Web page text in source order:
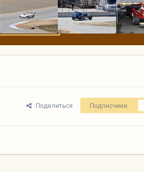
Поделиться Подписчики